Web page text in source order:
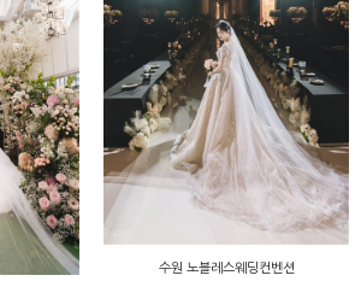
수원 노블레스웨딩컨벤션